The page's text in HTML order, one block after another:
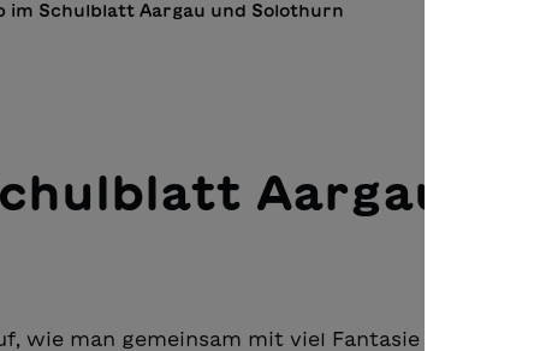
im Schulblatt Aargau und Solothurn
Aargau und
wie man gemeinsam mit viel Fantasie und